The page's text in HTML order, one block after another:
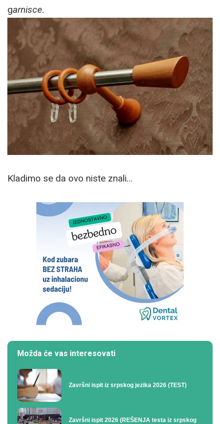
garnisce.
Kladimo se da ovo niste znali…
Možda će vas interesovati
Završni ispit iz srpskog jezika 2026 (TEST)
Završni ispit 2026 (REŠENJA testa iz srpskog